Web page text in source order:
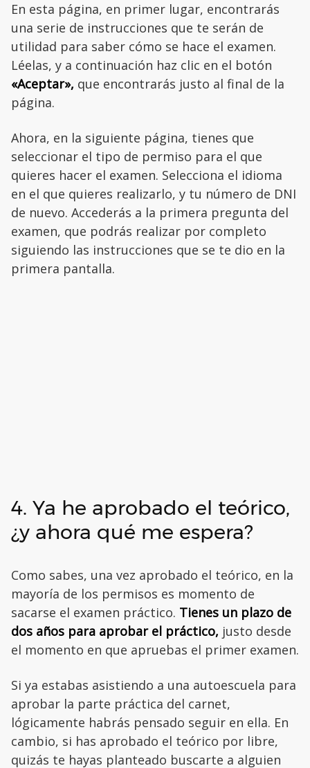
En esta página, en primer lugar, encontrarás
una serie de instrucciones que te serán de
utilidad para saber cómo se hace el examen.
Léelas, y a continuación haz clic en el botón
«Aceptar», que encontrarás justo al final de la
página.
Ahora, en la siguiente página, tienes que
seleccionar el tipo de permiso para el que
quieres hacer el examen. Selecciona el idioma
en el que quieres realizarlo, y tu número de DNI
de nuevo. Accederás a la primera pregunta del
examen, que podrás realizar por completo
siguiendo las instrucciones que se te dio en la
primera pantalla.
4. Ya he aprobado el teórico,
¿y ahora qué me espera?
Como sabes, una vez aprobado el teórico, en la
mayoría de los permisos es momento de
sacarse el examen práctico. Tienes un plazo de
dos años para aprobar el práctico, justo desde
el momento en que apruebas el primer examen.
Si ya estabas asistiendo a una autoescuela para
aprobar la parte práctica del carnet,
lógicamente habrás pensado seguir en ella. En
cambio, si has aprobado el teórico por libre,
quizás te hayas planteado buscarte a alguien